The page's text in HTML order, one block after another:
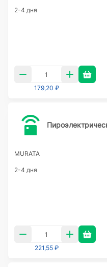
2-4 дня
179,20 ₽
MURATA
2-4 дня
221,55 ₽